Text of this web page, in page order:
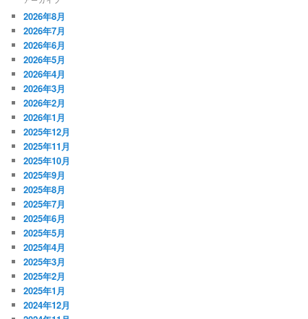
2026年8月
2026年7月
2026年6月
2026年5月
2026年4月
2026年3月
2026年2月
2026年1月
2025年12月
2025年11月
2025年10月
2025年9月
2025年8月
2025年7月
2025年6月
2025年5月
2025年4月
2025年3月
2025年2月
2025年1月
2024年12月